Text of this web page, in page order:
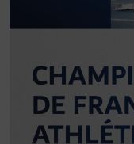
Sport avec
Signalement
Protéger les
Prévenir les
Agir contre le